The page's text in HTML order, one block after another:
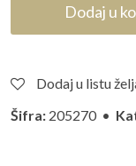
Dodaj u
Dodaj u listu
Šifra: 205270 •